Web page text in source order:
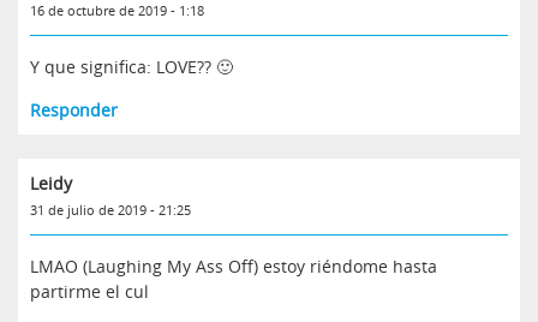
16 de octubre de 2019 - 1:18
Y que significa: LOVE?? 🙂
Responder
Leidy
31 de julio de 2019 - 21:25
LMAO (Laughing My Ass Off) estoy riéndome hasta
partirme el cul